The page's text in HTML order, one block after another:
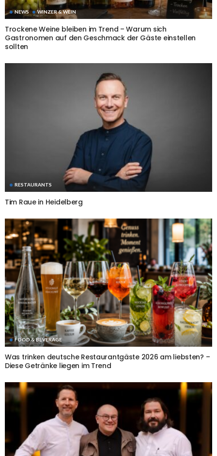
NEWS WINZER & WEIN
Trockene Weine bleiben im Trend – Warum sich
Gastronomen auf den Geschmack der Gäste einstellen
sollten
RESTAURANTS
Tim Raue in Heidelberg
FOOD & BEVERAGE
Was trinken deutsche Restaurantgäste 2026 am liebsten? –
Diese Getränke liegen im Trend